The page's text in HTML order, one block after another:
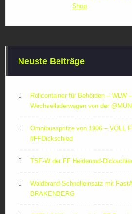
Neuste Beiträge
Rollcontainer für Behörden – WLW
Wechselladerwagen von der
Omnibusspritze von 1906 – VOLL
#FFDickschied
TSF-W der FF Heidenrod-
Waldbrand-Schnelleinsatz mit
BRAKENBERG